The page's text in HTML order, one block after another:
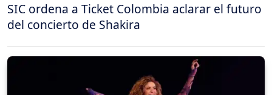
SIC ordena a Ticket Colombia aclarar el futuro
del concierto de Shakira